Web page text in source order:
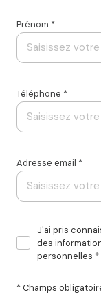
Prénom *
Téléphone *
Adresse email *
J'ai pris
des
personnelles *
* Champs